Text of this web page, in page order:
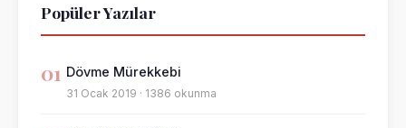
Popüler Yazılar
01 Dövme Mürekkebi
31 Ocak 2019 · 1386 okunma